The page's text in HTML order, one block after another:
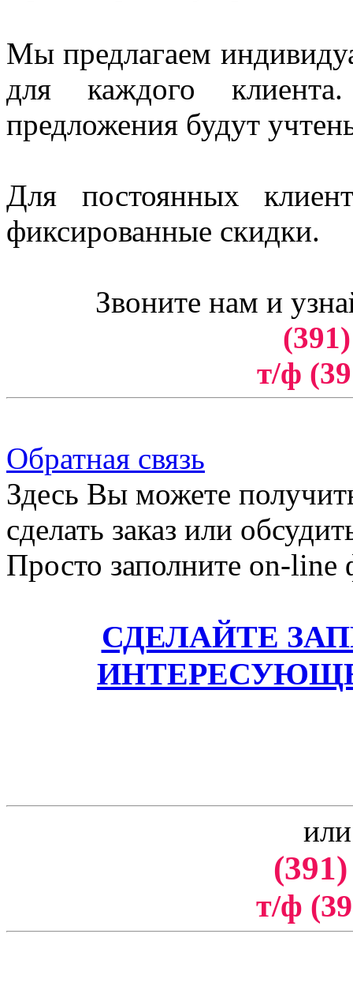
Мы предлагаем
для каждого
предложения будут
Для постоянных
фиксированные скидки.
Звоните нам и
т/ф
Обратная связь
Здесь Вы можете
сделать заказ или
Просто заполните on-
СДЕЛАЙТЕ
т/ф